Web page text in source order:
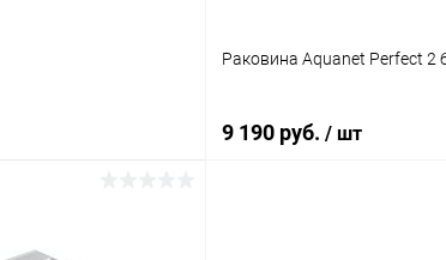
Раковина Aquanet Perfect 2
9 190 руб. / шт